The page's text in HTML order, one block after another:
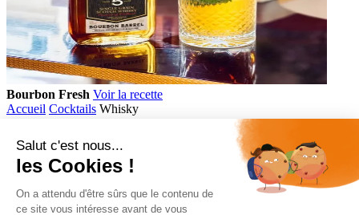
Bourbon Fresh Voir la recette
Accueil Cocktails Whisky
Accès rapide
Gamme
Gastronomie